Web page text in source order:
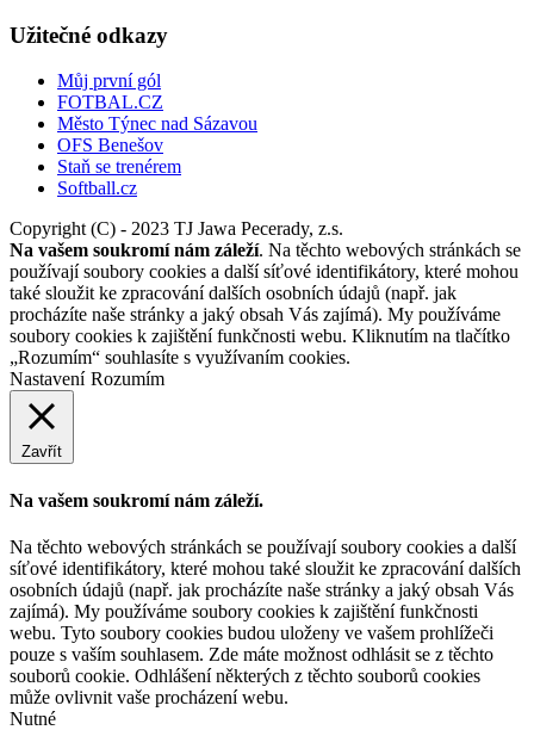
Užitečné odkazy
Můj první gól
FOTBAL.CZ
Město Týnec nad Sázavou
OFS Benešov
Staň se trenérem
Softball.cz
Copyright (C) - 2023 TJ Jawa Pecerady, z.s.
Na vašem soukromí nám záleží. Na těchto webových stránkách se
používají soubory cookies a další síťové identifikátory, které mohou
také sloužit ke zpracování dalších osobních údajů (např. jak
procházíte naše stránky a jaký obsah Vás zajímá). My používáme
soubory cookies k zajištění funkčnosti webu. Kliknutím na tlačítko
„Rozumím“ souhlasíte s využívaním cookies.
Nastavení Rozumím
Zavřít
Na vašem soukromí nám záleží.
Na těchto webových stránkách se používají soubory cookies a další
síťové identifikátory, které mohou také sloužit ke zpracování dalších
osobních údajů (např. jak procházíte naše stránky a jaký obsah Vás
zajímá). My používáme soubory cookies k zajištění funkčnosti
webu. Tyto soubory cookies budou uloženy ve vašem prohlížeči
pouze s vaším souhlasem. Zde máte možnost odhlásit se z těchto
souborů cookie. Odhlášení některých z těchto souborů cookies
může ovlivnit vaše procházení webu.
Nutné